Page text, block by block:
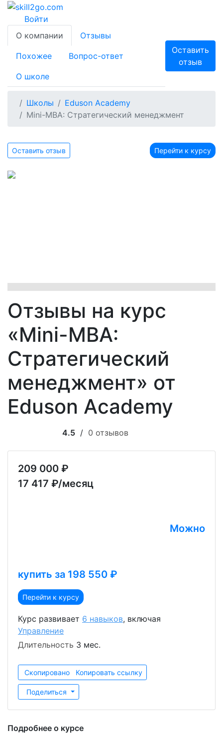
Войти
О компании
Отзывы
Похожее Вопрос-ответ
О школе
Оставить
отзыв
Школы
Eduson Academy
Mini-MBA: Стратегический менеджмент
Оставить отзыв Перейти к курсу
Отзывы на курс
«Mini-MBA:
Стратегический
менеджмент» от
Eduson Academy
4.5 / 0 отзывов
209 000 ₽
17 417 ₽/месяц
Можно
купить за 198 550 ₽
Перейти к курсу
Курс развивает 6 навыков, включая
Управление
Длительность 3 мес.
Скопировано Копировать ссылку
Поделиться
Подробнее о курсе